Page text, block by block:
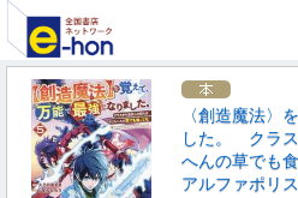
〈創造魔法〉
した。 クラス
へんの草でも
アルファポリ